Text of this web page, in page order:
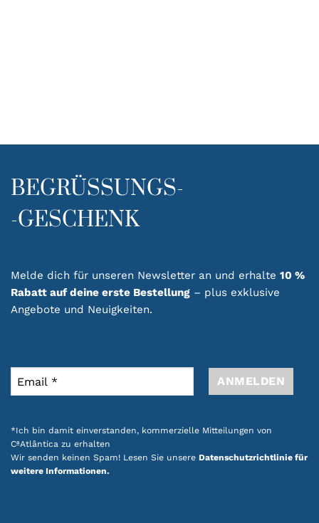
BEGRÜSSUNGS-
-GESCHENK
Melde dich für unseren Newsletter an und erhalte 10 %
Rabatt auf deine erste Bestellung – plus exklusive
Angebote und Neuigkeiten.
*Ich bin damit einverstanden, kommerzielle Mitteilungen von
CªAtlântica zu erhalten
Wir senden keinen Spam! Lesen Sie unsere Datenschutzrichtlinie für
weitere Informationen.